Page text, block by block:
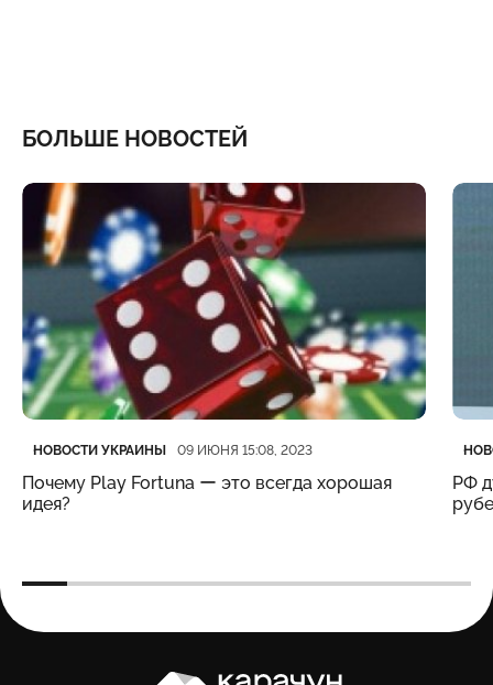
БОЛЬШЕ НОВОСТЕЙ
Категория
НОВОСТИ УКРАИНЫ
Дата публикации 09 ИЮНЯ 15:08, 2023
Почему Play Fortuna ー это всегда хорошая
идея?
РФ
Карачун